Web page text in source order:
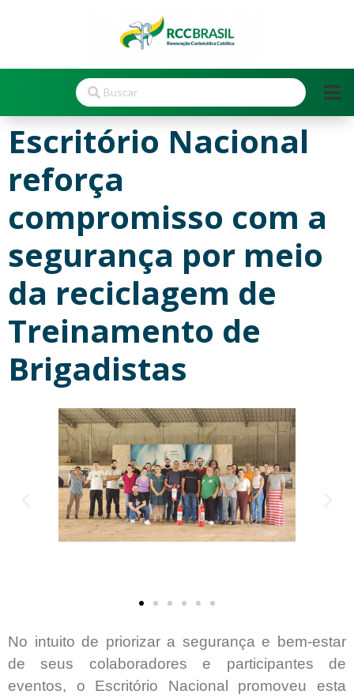
Escritório Nacional
reforça
compromisso com a
segurança por meio
da reciclagem de
Treinamento de
Brigadistas
No intuito de priorizar a segurança e bem-estar
de seus colaboradores e participantes de
eventos, o Escritório Nacional promoveu esta